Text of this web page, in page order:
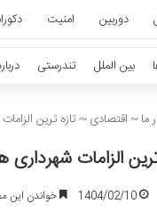
دوربین امنیت
بین الملل تندرستی
ما ~ اقتصادی ~ تازه ترین
الزامات شهرداری
1404/02/10 خواندن این مطلب 15 دقیقه